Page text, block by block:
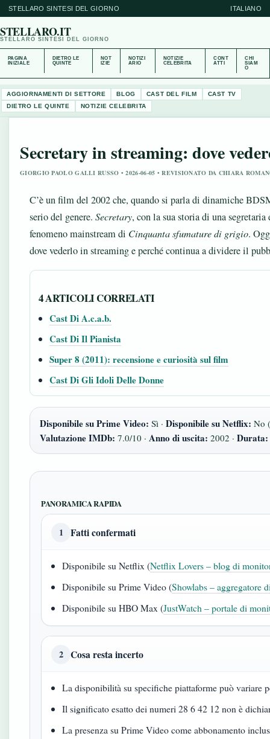
STELLARO SINTESI DEL GIORNO ITALIANO
STELLARO.IT
STELLARO SINTESI DEL GIORNO
PAGINA
INIZIALE
DIETRO LE
QUINTE
NOT
IZIE
NOTIZI
ARIO
NOTIZIE
CELEBRITA
CONT
ATTI
CHI
SIAM
O
AGGIORNAMENTI DI SETTORE BLOG CAST DEL FILM
CAST TV
DIETRO LE QUINTE
NOTIZIE CELEBRITA
Secretary in streaming: dove
GIORGIO PAOLO GALLI RUSSO • 2026-06-05 • REVISIONATO DA CHIARA
C’è un film del 2002 che, quando si parla di dinamiche
serio del genere. Secretary, con la sua storia di una
fenomeno mainstream di Cinquanta sfumature di grigio.
dove vederlo in streaming e perché continua a dividere il
4 ARTICOLI CORRELATI
Cast Di A.c.a.b.
Cast Di Il Pianista
Super 8 (2011): recensione e curiosità sul film
Cast Di Gli Idoli Delle Donne
Disponibile su Prime Video: Sì · Disponibile su Netflix: No
Valutazione IMDb: 7.0/10 · Anno di uscita: 2002 · Durata:
PANORAMICA RAPIDA
1 Fatti confermati
Disponibile su Netflix (Netflix Lovers – blog di
Disponibile su Prime Video (Showlabs – aggregatore
Disponibile su HBO Max (JustWatch – portale di
2 Cosa resta incerto
La disponibilità su specifiche piattaforme può variare
Il significato esatto dei numeri 28 6 42 12 non è
La presenza su Prime Video come abbonamento